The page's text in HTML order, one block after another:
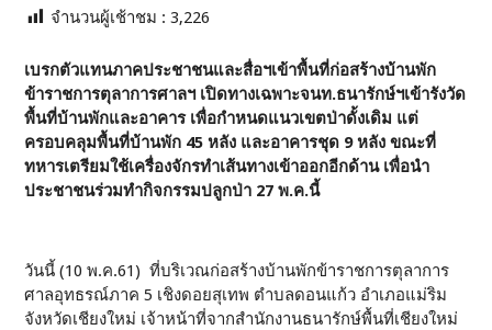
จำนวนผู้เช้าชม :3,226
เบรกตัวแทนภาคประชาชนและสื่อฯเข้าพื้นที่ก่อสร้างบ้านพัก
ข้าราชการตุลาการศาลฯ เปิดทางเฉพาะจนท.ธนารักษ์ฯเข้ารังวัด
พื้นที่บ้านพักและอาคาร เพื่อกำหนดแนวเขตป่าดั้งเดิม แต่
ครอบคลุมพื้นที่บ้านพัก 45 หลัง และอาคารชุด 9 หลัง ขณะที่
ทหารเตรียมใช้เครื่องจักรทำเส้นทางเข้าออกอีกด้าน เพื่อนำ
ประชาชนร่วมทำกิจกรรมปลูกป่า 27 พ.ค.นี้
วันนี้ (10 พ.ค.61) ที่บริเวณก่อสร้างบ้านพักข้าราชการตุลาการ
ศาลอุทธรณ์ภาค 5 เชิงดอยสุเทพ ตำบลดอนแก้ว อำเภอแม่ริม
จังหวัดเชียงใหม่ เจ้าหน้าที่จากสำนักงานธนารักษ์พื้นที่เชียงใหม่